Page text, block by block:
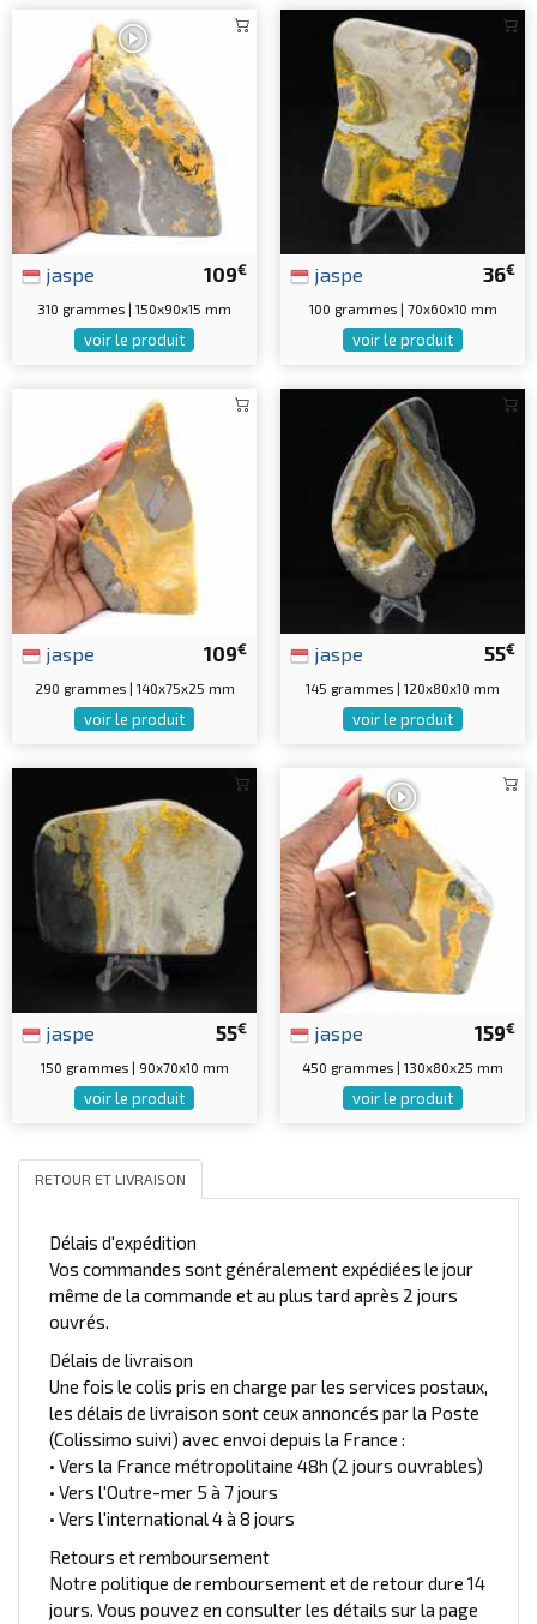
109€
jaspe
310 grammes | 150x90x15 mm
voir le produit
36€
jaspe
100 grammes | 70x60x10 mm
voir le produit
109€
jaspe
290 grammes | 140x75x25 mm
voir le produit
55€
jaspe
145 grammes | 120x80x10 mm
voir le produit
55€
jaspe
150 grammes | 90x70x10 mm
voir le produit
159€
jaspe
450 grammes | 130x80x25 mm
voir le produit
RETOUR ET LIVRAISON
Délais d'expédition
Vos commandes sont généralement expédiées le jour
même de la commande et au plus tard après 2 jours
ouvrés.
Délais de livraison
Une fois le colis pris en charge par les services postaux,
les délais de livraison sont ceux annoncés par la Poste
(Colissimo suivi) avec envoi depuis la France :
• Vers la France métropolitaine 48h (2 jours ouvrables)
• Vers l'Outre-mer 5 à 7 jours
• Vers l'international 4 à 8 jours
Retours et remboursement
Notre politique de remboursement et de retour dure 14
jours. Vous pouvez en consulter les détails sur la page